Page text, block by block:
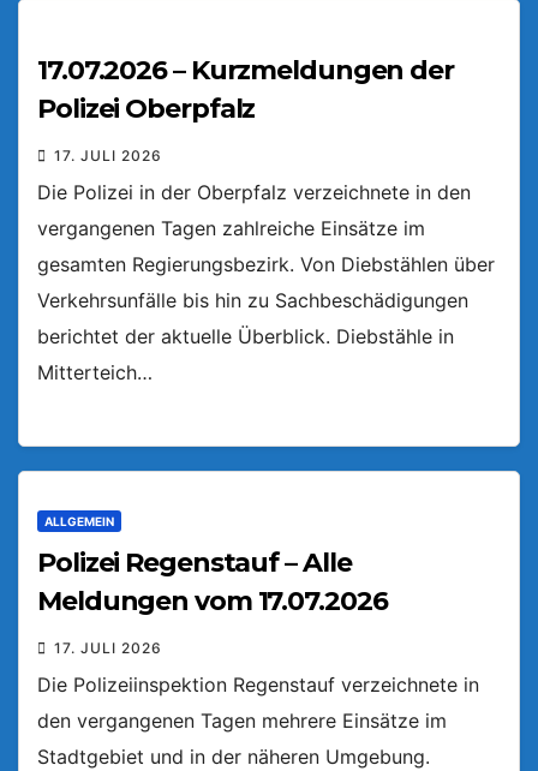
17.07.2026 – Kurzmeldungen der
Polizei Oberpfalz
17. JULI 2026
Die Polizei in der Oberpfalz verzeichnete in den
vergangenen Tagen zahlreiche Einsätze im
gesamten Regierungsbezirk. Von Diebstählen über
Verkehrsunfälle bis hin zu Sachbeschädigungen
berichtet der aktuelle Überblick. Diebstähle in
Mitterteich…
ALLGEMEIN
Polizei Regenstauf – Alle
Meldungen vom 17.07.2026
17. JULI 2026
Die Polizeiinspektion Regenstauf verzeichnete in
den vergangenen Tagen mehrere Einsätze im
Stadtgebiet und in der näheren Umgebung.